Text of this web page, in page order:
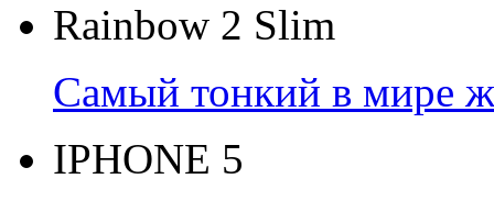
Rainbow 2 Slim
Самый тонкий в мире
IPHONE 5